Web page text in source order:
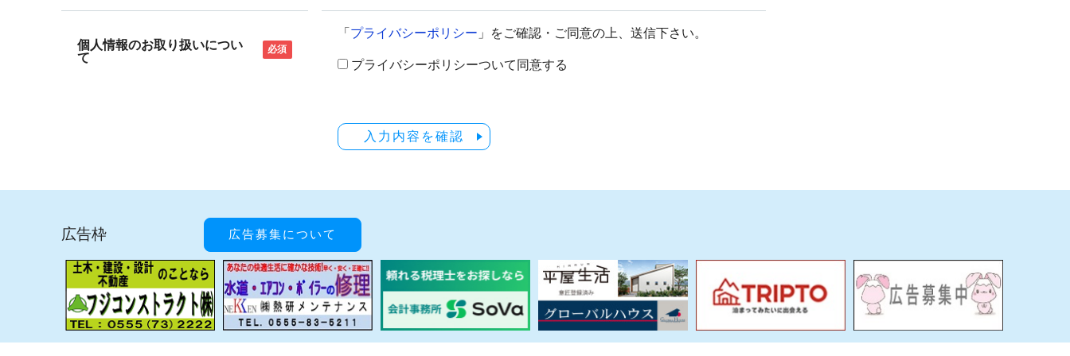
個人情報のお取り扱いについ
て
必須
「 プライバシーポリシー 」をご確認・ご同意の上、送信下さい。
プライバシーポリシーついて同意する
入力内容を確認
広告枠 広告募集について